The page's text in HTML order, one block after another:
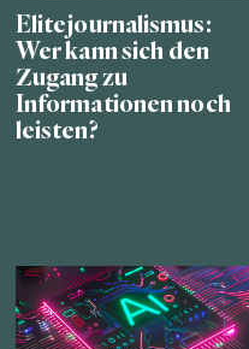
Elitejournalismus:
Wer kann sich den
Zugang zu
Informationen noch
leisten?